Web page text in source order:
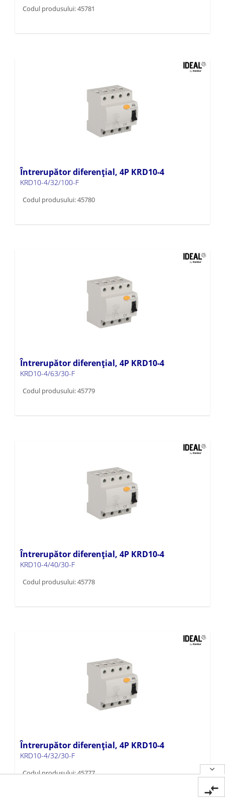
Codul produsului: 45781
Întrerupător diferențial, 4P KRD10-4
KRD10-4/32/100-F
Codul produsului: 45780
Întrerupător diferențial, 4P KRD10-4
KRD10-4/63/30-F
Codul produsului: 45779
Întrerupător diferențial, 4P KRD10-4
KRD10-4/40/30-F
Codul produsului: 45778
Întrerupător diferențial, 4P KRD10-4
KRD10-4/32/30-F
Codul produsului: 45777